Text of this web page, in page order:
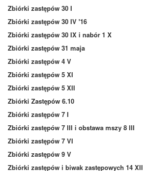
Zbiórki zastępów 30 I
Zbiórki zastępów 30 IV '16
Zbiórki zastępów 30 IX i nabór 1 X
Zbiórki zastępów 31 maja
Zbiórki zastępów 4 V
Zbiórki zastępów 5 XI
Zbiórki zastępów 5 XII
Zbiórki Zastępów 6.10
Zbiórki zastępów 7 I
Zbiórki zastępów 7 III i obstawa mszy 8 III
Zbiórki zastępów 7 VI
Zbiórki zastępów 9 V
Zbiórki zastępów i biwak zastępowych 14 XII